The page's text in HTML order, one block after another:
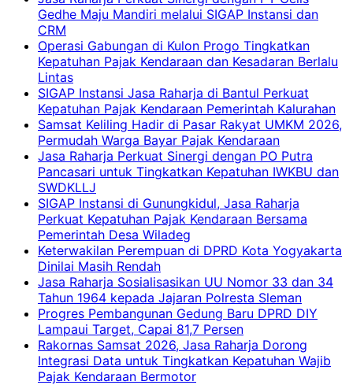
Gedhe Maju Mandiri melalui SIGAP Instansi dan
CRM
Operasi Gabungan di Kulon Progo Tingkatkan
Kepatuhan Pajak Kendaraan dan Kesadaran Berlalu
Lintas
SIGAP Instansi Jasa Raharja di Bantul Perkuat
Kepatuhan Pajak Kendaraan Pemerintah Kalurahan
Samsat Keliling Hadir di Pasar Rakyat UMKM 2026,
Permudah Warga Bayar Pajak Kendaraan
Jasa Raharja Perkuat Sinergi dengan PO Putra
Pancasari untuk Tingkatkan Kepatuhan IWKBU dan
SWDKLLJ
SIGAP Instansi di Gunungkidul, Jasa Raharja
Perkuat Kepatuhan Pajak Kendaraan Bersama
Pemerintah Desa Wiladeg
Keterwakilan Perempuan di DPRD Kota Yogyakarta
Dinilai Masih Rendah
Jasa Raharja Sosialisasikan UU Nomor 33 dan 34
Tahun 1964 kepada Jajaran Polresta Sleman
Progres Pembangunan Gedung Baru DPRD DIY
Lampaui Target, Capai 81,7 Persen
Rakornas Samsat 2026, Jasa Raharja Dorong
Integrasi Data untuk Tingkatkan Kepatuhan Wajib
Pajak Kendaraan Bermotor